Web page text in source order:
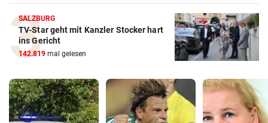
SALZBURG
TV-Star geht mit Kanzler Stocker hart
ins Gericht
142.819 mal gelesen